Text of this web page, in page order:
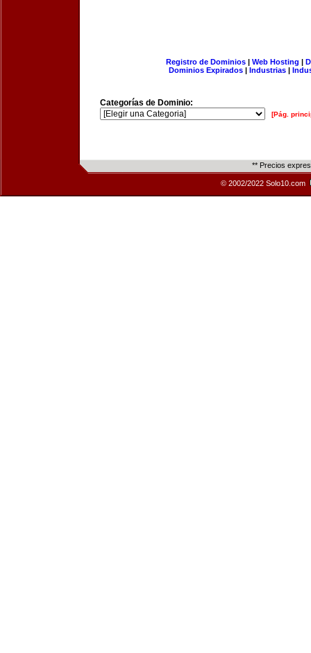
Registro de Dominios| Web Hosting |
Dominios Expirados | Industrias |
Categorías de Dominio:
[Pág.
** Precios
© 2002/2022 Solo10.com